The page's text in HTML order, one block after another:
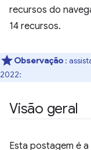
recursos do
14 recursos.
Observação :
2022:
Visão geral
Esta postagem é